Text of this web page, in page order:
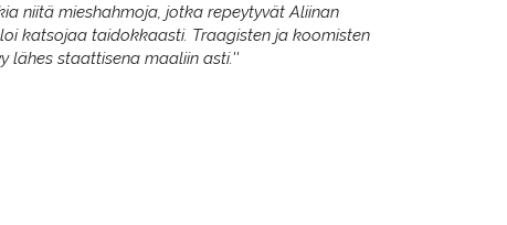
niitä mieshahmoja, jotka repeytyvät Aliinan
katsojaa taidokkaasti. Traagisten ja koomisten
lähes staattisena maaliin asti.''